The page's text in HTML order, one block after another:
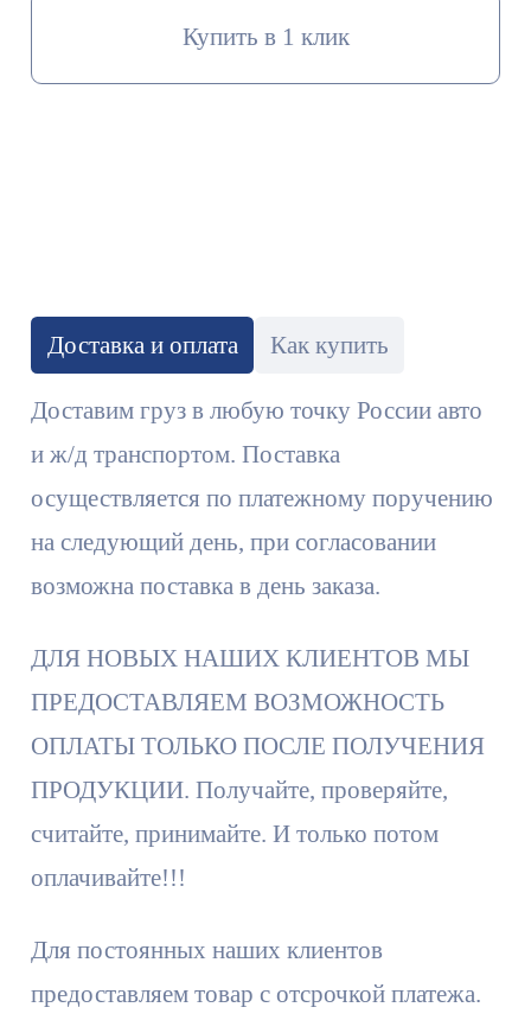
Купить в 1 клик
Доставка и оплата Как купить
Доставим груз в любую точку России авто
и ж/д транспортом. Поставка
осуществляется по платежному поручению
на следующий день, при согласовании
возможна поставка в день заказа.
ДЛЯ НОВЫХ НАШИХ КЛИЕНТОВ МЫ
ПРЕДОСТАВЛЯЕМ ВОЗМОЖНОСТЬ
ОПЛАТЫ ТОЛЬКО ПОСЛЕ ПОЛУЧЕНИЯ
ПРОДУКЦИИ. Получайте, проверяйте,
считайте, принимайте. И только потом
оплачивайте!!!
Для постоянных наших клиентов
предоставляем товар с отсрочкой платежа.